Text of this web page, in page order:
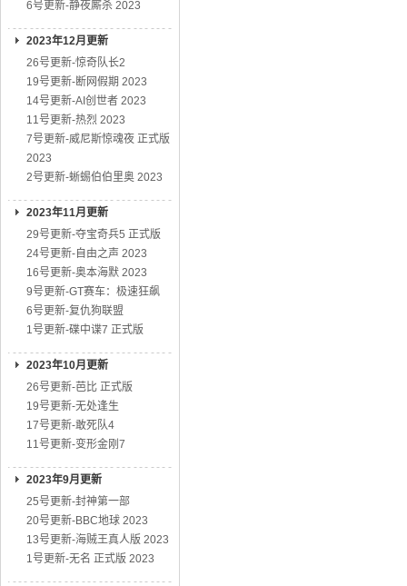
6号更新-静夜厮杀 2023
2023年12月更新
26号更新-惊奇队长2
19号更新-断网假期 2023
14号更新-AI创世者 2023
11号更新-热烈 2023
7号更新-威尼斯惊魂夜 正式版
2023
2号更新-蜥蜴伯伯里奥 2023
2023年11月更新
29号更新-夺宝奇兵5 正式版
24号更新-自由之声 2023
16号更新-奥本海默 2023
9号更新-GT赛车：极速狂飙
6号更新-复仇狗联盟
1号更新-碟中谍7 正式版
2023年10月更新
26号更新-芭比 正式版
19号更新-无处逢生
17号更新-敢死队4
11号更新-变形金刚7
2023年9月更新
25号更新-封神第一部
20号更新-BBC地球 2023
13号更新-海贼王真人版 2023
1号更新-无名 正式版 2023